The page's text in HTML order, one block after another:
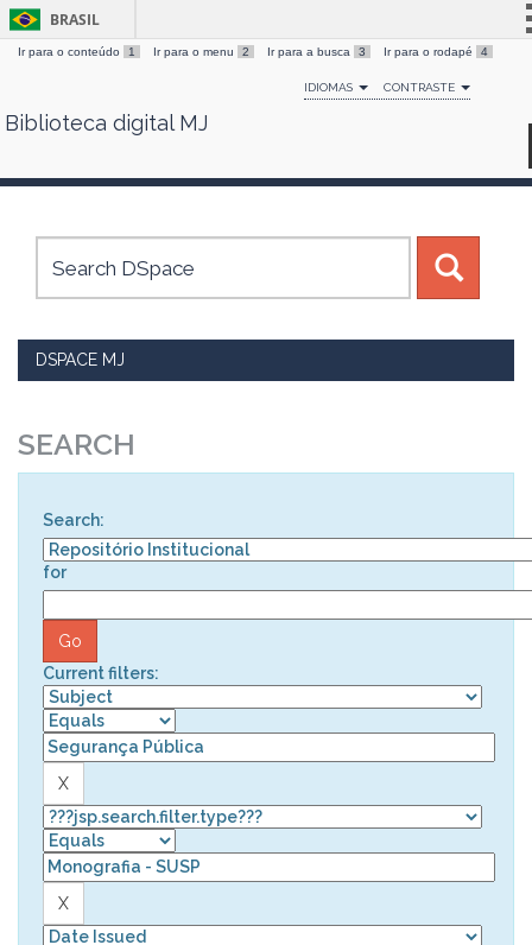
Skip
BRASIL
Simplifique!
Comunica BR
Canais
Ir para o conteúdo 1 Ir para o menu 2 Ir para a busca 3 Ir para o rodapé 4
IDIOMAS CONTRASTE
Biblioteca digital MJ
DSPACE MJ
SEARCH
Search:
for
Current filters: